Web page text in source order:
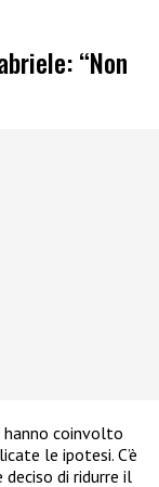
“Non
coinvolto
le ipotesi. C’è
di ridurre il